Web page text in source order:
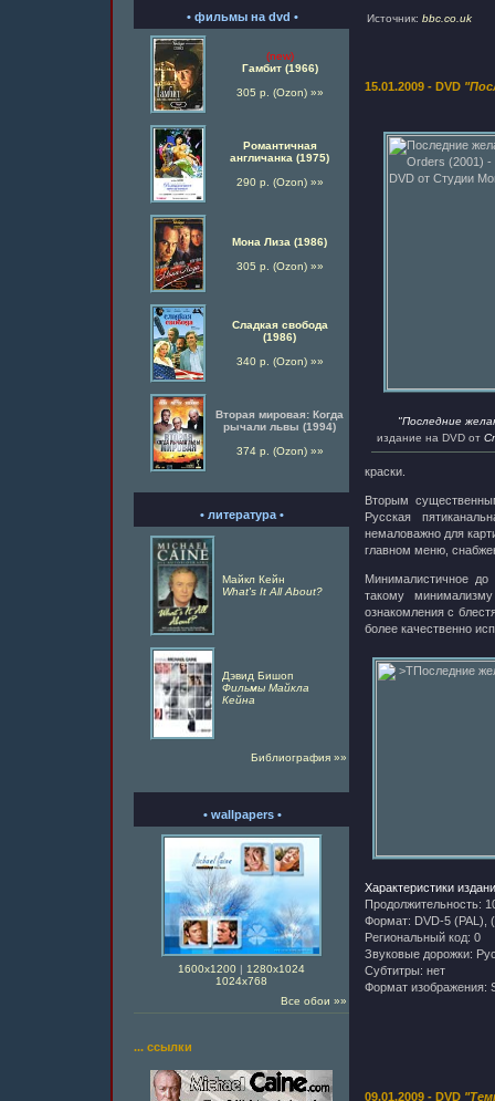
• фильмы на dvd •
(new)
Гамбит (1966)
305 р. (Ozon) »»
Романтичная
англичанка (1975)
290 р. (Ozon) »»
Мона Лиза (1986)
305 р. (Ozon) »»
Сладкая свобода
(1986)
340 р. (Ozon) »»
Вторая мировая: Когда
рычали львы (1994)
374 р. (Ozon) »»
• литература •
Майкл Кейн
What's It All About?
Дэвид Бишоп
Фильмы Майкла
Кейна
Библиография »»
• wallpapers •
1600x1200 | 1280x1024
1024х768
Все обои »»
... ссылки
Источник: bbc.co.uk
15.01.2009 - DVD
"Последние
издание на DVD от
краски.
Вторым
Русская
немаловажно для
главном меню,
Минималистичное
такому
ознакомления с
более качественно
Характеристики
Продолжительность:
Формат: DVD-5 (PAL),
Региональный код: 0
Звуковые дорожки:
Субтитры: нет
Формат изображения:
09.01.2009 - DVD